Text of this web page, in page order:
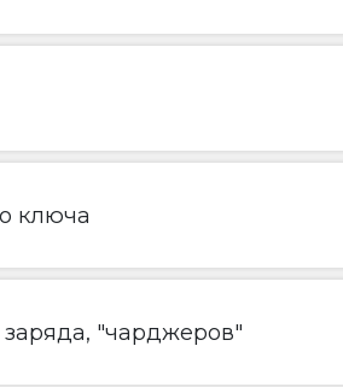
ключа
"чарджеров"